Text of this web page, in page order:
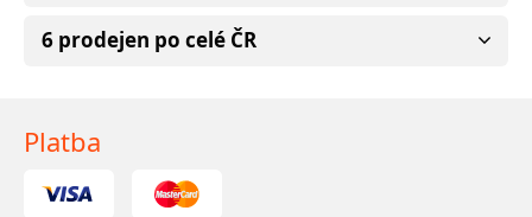
6 prodejen po celé ČR
Platba